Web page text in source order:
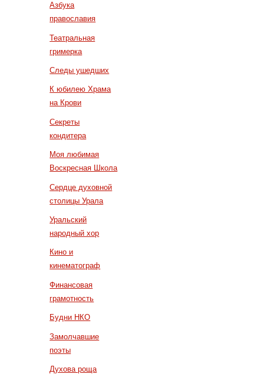
Азбука
православия
Театральная
гримерка
Следы ушедших
К юбилею Храма
на Крови
Секреты
кондитера
Моя любимая
Воскресная Школа
Сердце духовной
столицы Урала
Уральский
народный хор
Кино и
кинематограф
Финансовая
грамотность
Будни НКО
Замолчавшие
поэты
Духова роща